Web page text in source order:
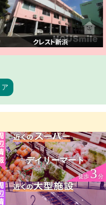
デイリーマート
徒歩3分